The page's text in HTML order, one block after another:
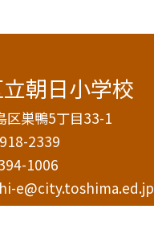
朝日小学校
区巣鴨5丁目33-1
2339
1006
e@city.toshima.ed.jp